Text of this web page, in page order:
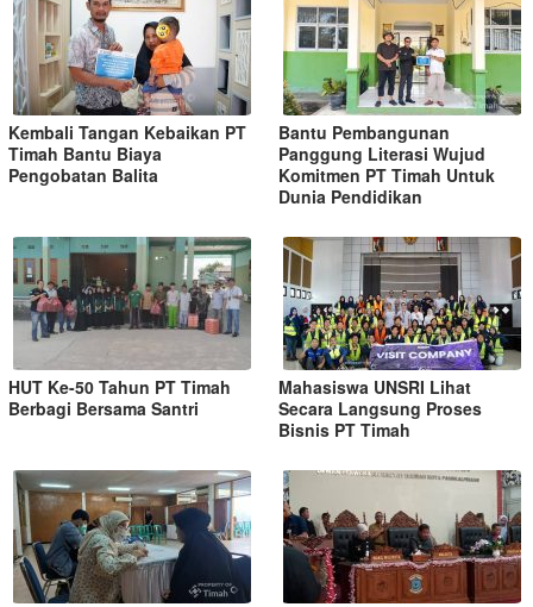
Kembali Tangan Kebaikan PT
Timah Bantu Biaya
Pengobatan Balita
Bantu Pembangunan
Panggung Literasi Wujud
Komitmen PT Timah Untuk
Dunia Pendidikan
HUT Ke-50 Tahun PT Timah
Berbagi Bersama Santri
Mahasiswa UNSRI Lihat
Secara Langsung Proses
Bisnis PT Timah